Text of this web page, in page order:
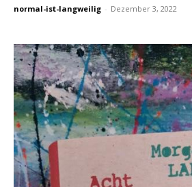
normal-ist-langweilig - Dezember 3, 2022